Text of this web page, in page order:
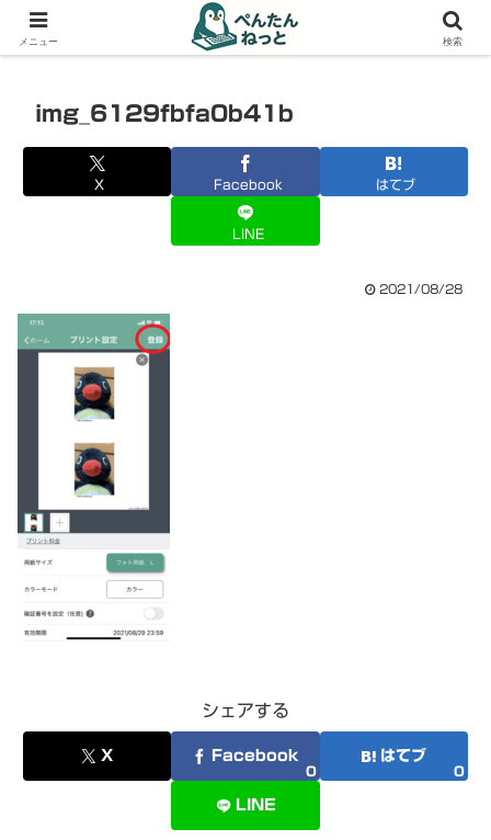
PCやガジェットの備忘録
img_6129fbfa0b41b
X Facebook はてブ
LINE
2021/08/28
シェアする
X Facebook
0
はてブ
0
LINE
メニュー 検索